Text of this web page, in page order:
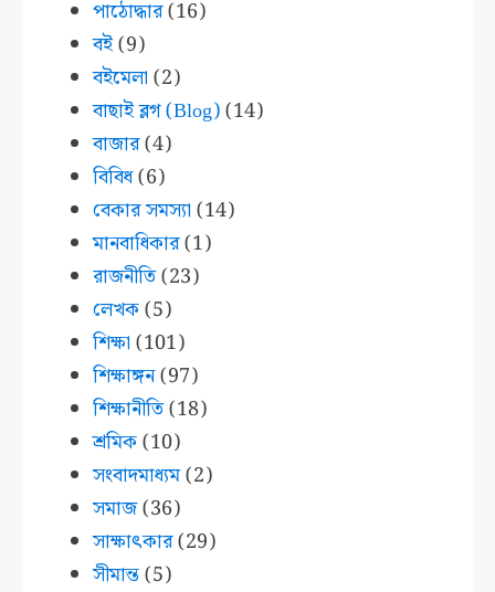
পাঠোদ্ধার(16)
বই(9)
বইমেলা (2)
বাছাই ব্লগ (Blog)(14)
বাজার(4)
বিবিধ(6)
বেকার সমস্যা (14)
মানবাধিকার(1)
রাজনীতি(23)
লেখক(5)
শিক্ষা (101)
শিক্ষাঙ্গন(97)
শিক্ষানীতি(18)
শ্রমিক(10)
সংবাদমাধ্যম(2)
সমাজ(36)
সাক্ষাৎকার(29)
সীমান্ত(5)